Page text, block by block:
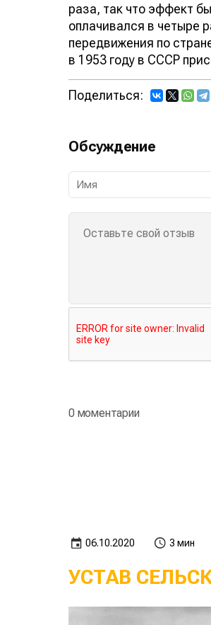
раза, так что эффект
оплачивался в четыре
передвижения по
в 1953 году в СССР
Поделиться:
Обсуждение
0 моментарии
06.10.2020 3 мин
УСТАВ